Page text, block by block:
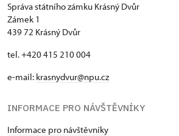
Správa státního zámku Krásný Dvůr
Zámek 1
439 72 Krásný Dvůr
tel. +420 415 210 004
e-mail: krasnydvur@npu.cz
INFORMACE PRO NÁVŠTĚVNÍKY
Informace pro návštěvníky